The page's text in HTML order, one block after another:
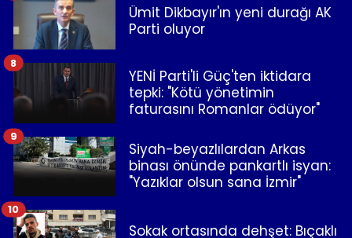
Ümit Dikbayır'ın yeni durağı AK
Parti oluyor
YENİ Parti'li Güç'ten iktidara
tepki: "Kötü yönetimin
faturasını Romanlar ödüyor"
8
Siyah-beyazlılardan Arkas
binası önünde pankartlı isyan:
"Yazıklar olsun sana İzmir"
9
Sokak ortasında dehşet: Bıçaklı
10